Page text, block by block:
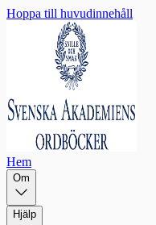
Hoppa till huvudinnehåll
Hem
Om
Hjälp